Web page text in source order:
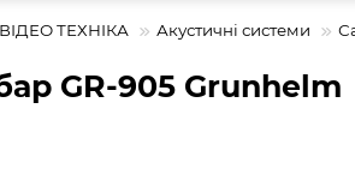
ТЕХНІКА Акустичні системи
GR-905 Grunhelm